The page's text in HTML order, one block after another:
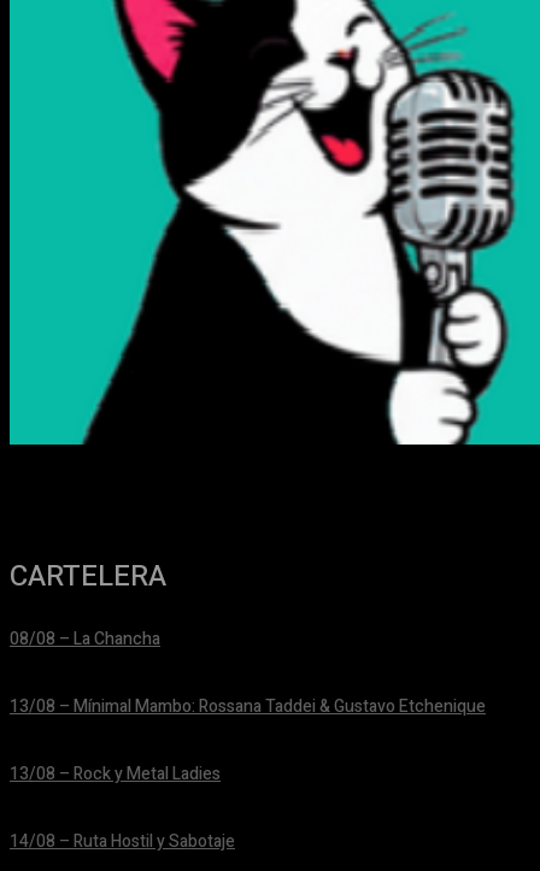
CARTELERA
08/08 – La Chancha
13/08 – Mínimal Mambo: Rossana Taddei & Gustavo Etchenique
13/08 – Rock y Metal Ladies
14/08 – Ruta Hostil y Sabotaje